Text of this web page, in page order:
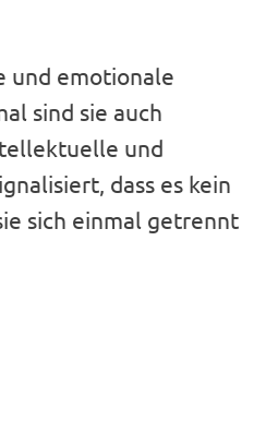
und emotionale
sind sie auch
und
dass es kein
sich einmal getrennt